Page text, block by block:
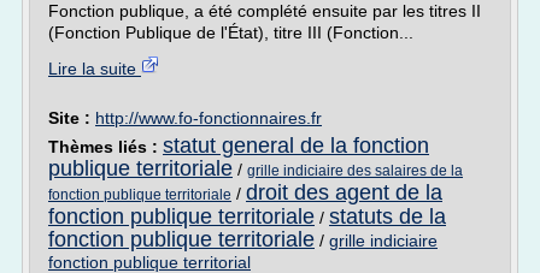
Fonction publique, a été complété ensuite par les titres II
(Fonction Publique de l'État), titre III (Fonction...
Lire la suite
Site : http://www.fo-fonctionnaires.fr
Thèmes liés : statut general de la fonction
publique territoriale / grille indiciaire des salaires de la
fonction publique territoriale / droit des agent de la
fonction publique territoriale / statuts de la
fonction publique territoriale / grille indiciaire
fonction publique territorial